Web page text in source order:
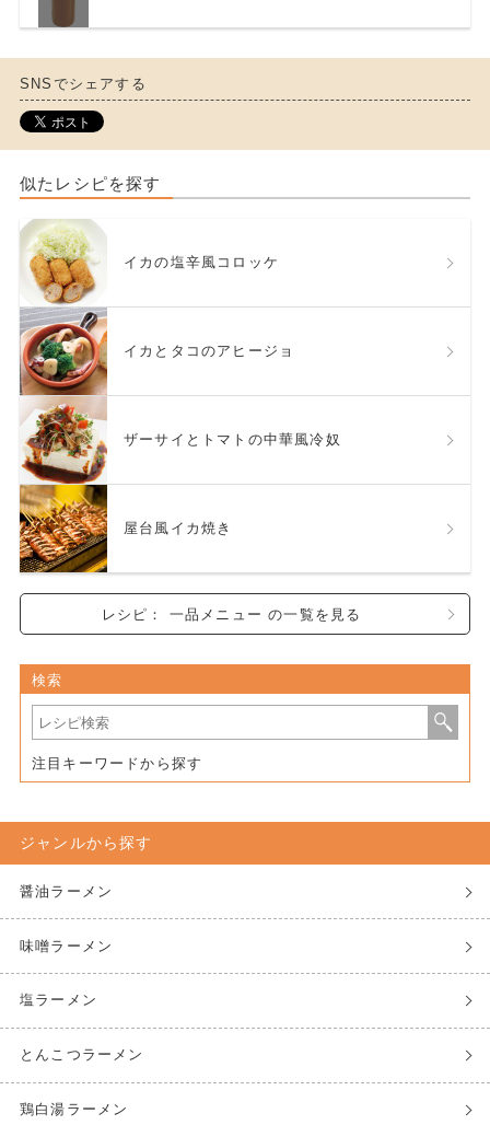
SNSでシェアする
似たレシピを探す
イカの塩辛風コロッケ
イカとタコのアヒージョ
ザーサイとトマトの中華風冷奴
屋台風イカ焼き
レシピ： 一品メニュー の一覧を見る
検索
注目キーワードから探す
ジャンルから探す
醤油ラーメン
味噌ラーメン
塩ラーメン
とんこつラーメン
鶏白湯ラーメン